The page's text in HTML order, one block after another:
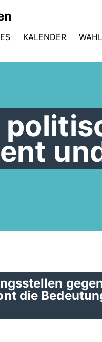
KALENDER
die